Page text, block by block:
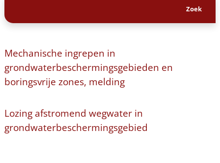
Mechanische ingrepen in
grondwaterbeschermingsgebieden en
boringsvrije zones, melding
Lozing afstromend wegwater in
grondwaterbeschermingsgebied